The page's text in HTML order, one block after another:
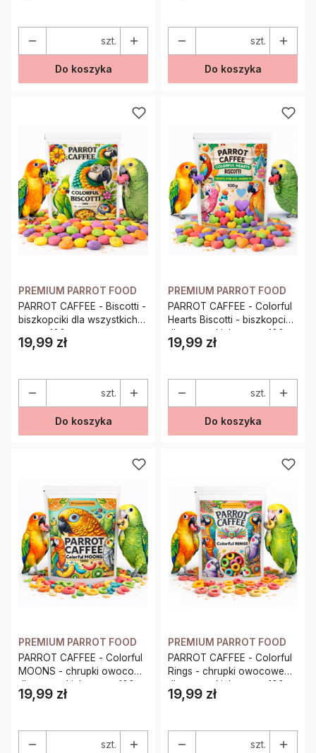
szt.
Do koszyka
szt.
Do koszyka
PREMIUM PARROT FOOD
PARROT CAFFEE - Biscotti -
biszkopciki dla wszystkich
papug 100g
Cena
19,99 zł
szt.
Do koszyka
PREMIUM PARROT FOOD
PARROT CAFFEE - Colorful
Hearts Biscotti - biszkopciki
dla wszystkich papug 100g
Cena
19,99 zł
szt.
Do koszyka
PREMIUM PARROT FOOD
PARROT CAFFEE - Colorful
MOONS - chrupki owocowe
dla wszystkich papug 100g
Cena
19,99 zł
szt.
PREMIUM PARROT FOOD
PARROT CAFFEE - Colorful
Rings - chrupki owocowe
dla wszystkich papug 100g
Cena
19,99 zł
szt.